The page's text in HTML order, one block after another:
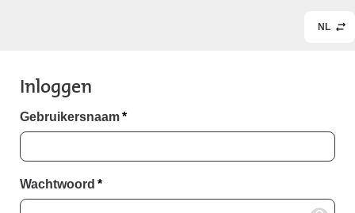
NL
Inloggen
Gebruikersnaam*
Wachtwoord *